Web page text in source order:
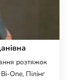
розтяжок
One, Пілінг